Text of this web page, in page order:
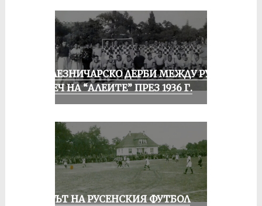
ЖЕЛЕЗНИЧАРСКО ДЕРБИ МЕЖДУ РУСЕ
И ПЕЧ НА “АЛЕИТЕ” ПРЕЗ 1936 Г.
ВЕКЪТ НА РУСЕНСКИЯ ФУТБОЛ